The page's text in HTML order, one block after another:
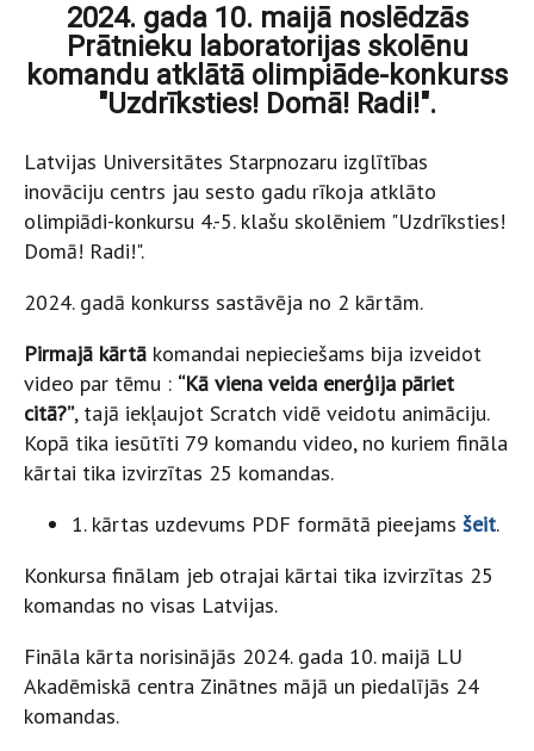
2024. gada 10. maijā noslēdzās
Prātnieku laboratorijas skolēnu
komandu atklātā olimpiāde-konkurss
"Uzdrīksties! Domā! Radi!".
Latvijas Universitātes Starpnozaru izglītības
inovāciju centrs jau sesto gadu rīkoja atklāto
olimpiādi-konkursu 4.-5. klašu skolēniem "Uzdrīksties!
Domā! Radi!".
2024. gadā konkurss sastāvēja no 2 kārtām.
Pirmajā kārtā komandai nepieciešams bija izveidot
video par tēmu : “Kā viena veida enerģija pāriet
citā?”, tajā iekļaujot Scratch vidē veidotu animāciju.
Kopā tika iesūtīti 79 komandu video, no kuriem fināla
kārtai tika izvirzītas 25 komandas.
1. kārtas uzdevums PDF formātā pieejams šeit.
Konkursa finālam jeb otrajai kārtai tika izvirzītas 25
komandas no visas Latvijas.
Fināla kārta norisinājās 2024. gada 10. maijā LU
Akadēmiskā centra Zinātnes mājā un piedalījās 24
komandas.